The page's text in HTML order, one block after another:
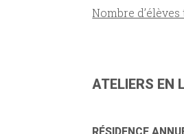
Nombre
ATELIERS EN